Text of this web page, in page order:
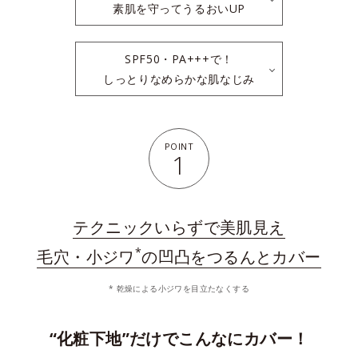
素肌を守ってうるおいUP
SPF50・PA+++で！
しっとりなめらかな肌なじみ
POINT
1
テクニックいらずで美肌見え
毛穴・小ジワ *の凹凸をつるんとカバー
* 乾燥による小ジワを目立たなくする
“化粧下地”だけでこんなにカバー！